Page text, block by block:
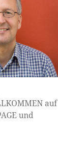
auf
und